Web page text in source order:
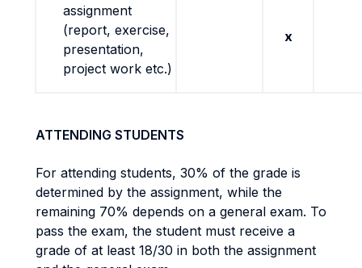
assignment
(report, exercise,
presentation,
project work etc.)
x
ATTENDING STUDENTS
For attending students, 30% of the grade is
determined by the assignment, while the
remaining 70% depends on a general exam. To
pass the exam, the student must receive a
grade of at least 18/30 in both the assignment